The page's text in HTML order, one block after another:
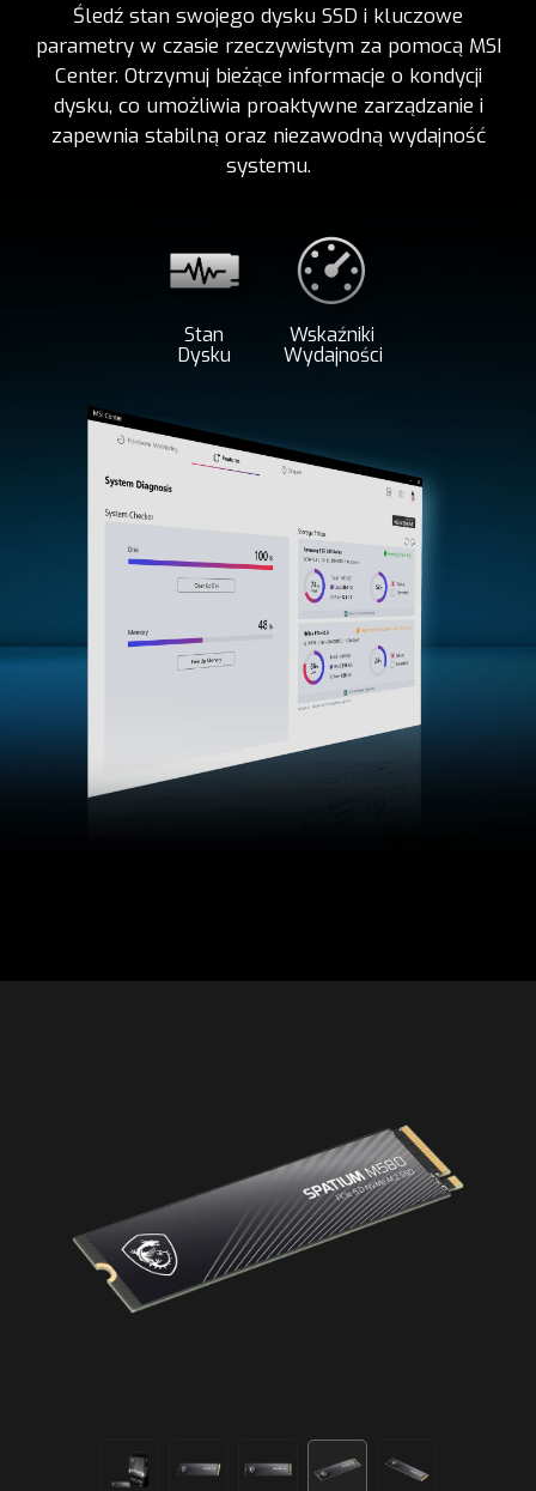
Śledź stan swojego dysku SSD i kluczowe
parametry w czasie rzeczywistym za pomocą MSI
Center. Otrzymuj bieżące informacje o kondycji
dysku, co umożliwia proaktywne zarządzanie i
zapewnia stabilną oraz niezawodną wydajność
systemu.
Stan
Dysku
Wskaźniki
Wydajności